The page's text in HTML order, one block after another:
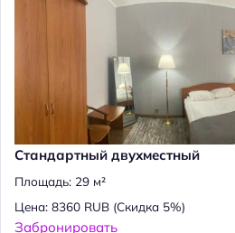
Стандартный двухместный
Площадь: 29 м²
Цена: 8360 RUB (Скидка 5%)
Забронировать
Н
й
т